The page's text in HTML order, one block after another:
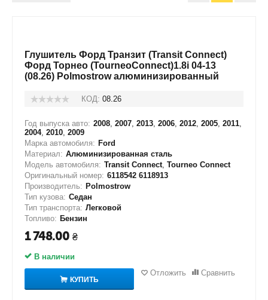
Глушитель Форд Транзит (Transit Connect)
Форд Торнео (TourneoConnect)1.8і 04-13
(08.26) Polmostrow алюминизированный
КОД: 08.26
Год выпуска авто: 2008, 2007, 2013, 2006, 2012, 2005, 2011,
2004, 2010, 2009
Марка автомобиля: Ford
Материал: Алюминизированная сталь
Модель автомобиля: Transit Connect, Tourneo Connect
Оригинальный номер: 6118542 6118913
Производитель: Polmostrow
Тип кузова: Седан
Тип транспорта: Легковой
Топливо: Бензин
1 748.00 ₴
В наличии
КУПИТЬ
Отложить Сравнить